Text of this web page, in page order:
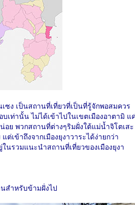
เซง เป็นสถานที่เที่ยวที่เป็นที่รู้จักพอสมควร
เท่านั้น ไม่ได้เข้าไปในเขตเมืองอาตามิ แ
ย พวกสถานที่ต่างๆริมฝั่งใต้แม่น้ำจิโตเสะ
ต่เข้าถึงจากเมืองยุงาวาระได้ง่ายกว่า
ในรวมแนะนำสถานที่เที่ยวของเมืองยุงา
สำหรับข้ามฝั่งไป